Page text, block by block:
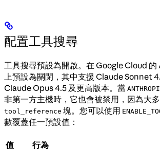
配置工具搜尋
工具搜尋預設為開啟。在 Google Cloud
上預設為關閉，其中支援 Claude Sonnet
Claude Opus 4.5 及更高版本。當
非第一方主機時，它也會被禁用，因為大
tool_reference 塊。您可以使用
數覆蓋任一預設值：
值
行為